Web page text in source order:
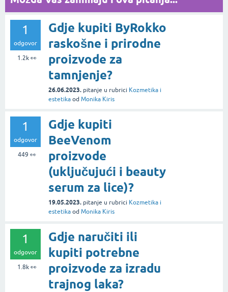
1
odgovor
1.2k👀
Gdje kupiti ByRokko
raskošne i prirodne
proizvode za
tamnjenje?
26.06.2023. pitanje u rubrici Kozmetika i
estetika od Monika Kiris
1
odgovor
449 👀
Gdje kupiti
BeeVenom
proizvode
(uključujući i beauty
serum za lice)?
19.05.2023. pitanje u rubrici Kozmetika i
estetika od Monika Kiris
1
odgovor
1.8k👀
Gdje naručiti ili
kupiti potrebne
proizvode za izradu
trajnog laka?